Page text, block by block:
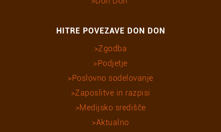
HITRE POVEZAVE DON DON
Zgodba
Podjetje
Poslovno sodelovanje
Zaposlitve in razpisi
Medijsko središče
Aktualno